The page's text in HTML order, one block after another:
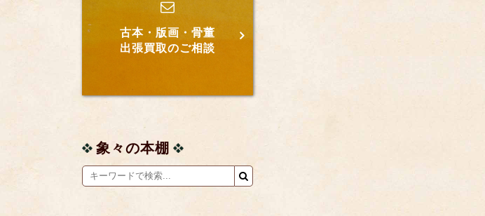
古本・版画・骨董
出張買取のご相談
象々の本棚